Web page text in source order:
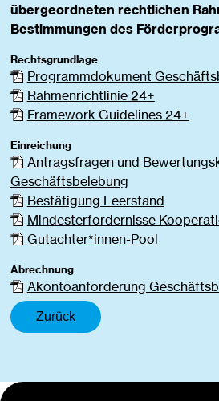
übergeordneten rechtlichen
Bestimmungen des
Rechtsgrundlage
Programmdokument
Rahmenrichtlinie 24+
Framework Guidelines 24+
Einreichung
Antragsfragen und
Geschäftsbelebung
Bestätigung Leerstand
Mindesterfordernisse
Gutachter*innen-Pool
Abrechnung
Akontoanforderung
Zurück